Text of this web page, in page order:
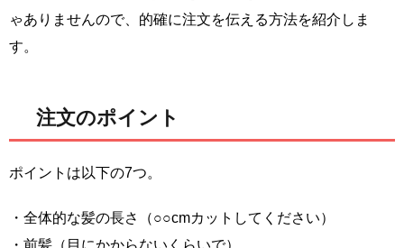
ゃありませんので、的確に注文を伝える方法を紹介しま
す。
注文のポイント
ポイントは以下の7つ。
・全体的な髪の長さ（○○cmカットしてください）